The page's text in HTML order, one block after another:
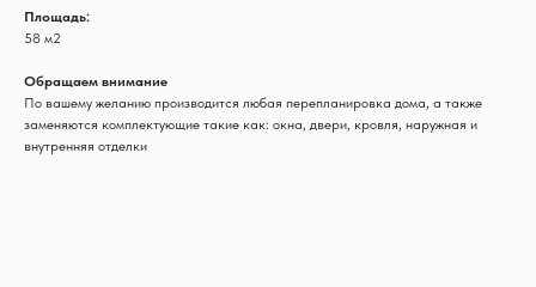
Площадь:
58 м2
Обращаем внимание
По вашему желанию производится любая перепланировка дома, а также
заменяются комплектующие такие как: окна, двери, кровля, наружная и
внутренняя отделки